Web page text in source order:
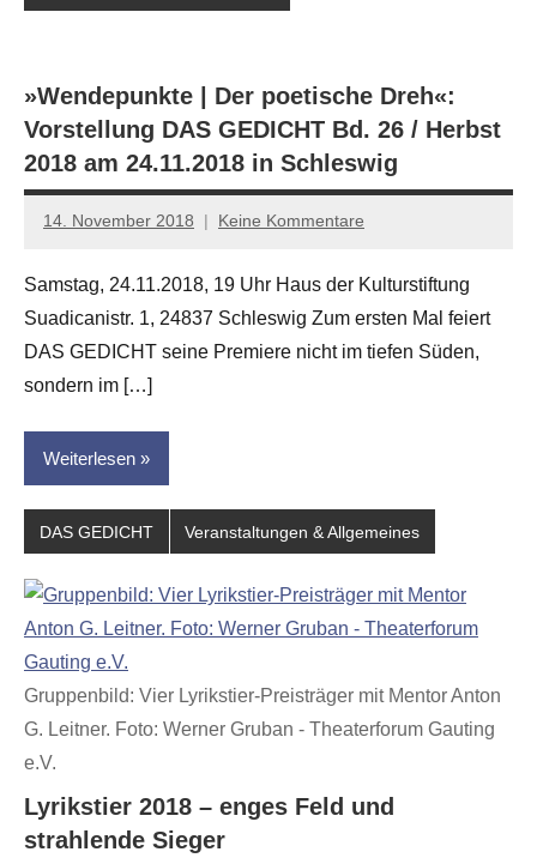
»Wendepunkte | Der poetische Dreh«:
Vorstellung DAS GEDICHT Bd. 26 / Herbst
2018 am 24.11.2018 in Schleswig
14. November 2018
johanna
Keine Kommentare
Samstag, 24.11.2018, 19 Uhr Haus der Kulturstiftung
Suadicanistr. 1, 24837 Schleswig Zum ersten Mal feiert
DAS GEDICHT seine Premiere nicht im tiefen Süden,
sondern im […]
Weiterlesen
DAS GEDICHT Veranstaltungen & Allgemeines
Gruppenbild: Vier Lyrikstier-Preisträger mit Mentor Anton
G. Leitner. Foto: Werner Gruban - Theaterforum Gauting
e.V.
Lyrikstier 2018 – enges Feld und
strahlende Sieger